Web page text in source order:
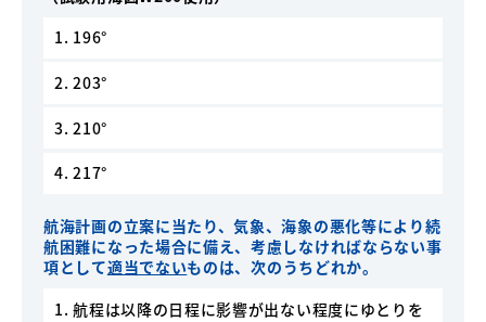
1. 196°
2. 203°
3. 210°
4. 217°
航海計画の立案に当たり、気象、海象の悪化等により続
航困難になった場合に備え、考慮しなければならない事
項として適当でないものは、次のうちどれか。
1. 航程は以降の日程に影響が出ない程度にゆとりを